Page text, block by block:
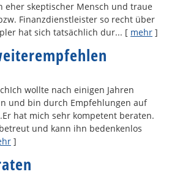
eher skeptischer Mensch und traue
Finanzdienstleister so recht über
hat sich tatsächlich dur... [ mehr ]
wollte nach einigen Jahren
und bin durch Empfehlungen auf
hat mich sehr kompetent beraten.
und kann ihn bedenkenlos
]